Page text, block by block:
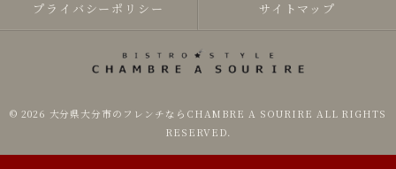
プライバシーポリシー サイトマップ
© 2026 大分県大分市のフレンチならCHAMBRE A SOURIRE ALL RIGHTS
RESERVED.